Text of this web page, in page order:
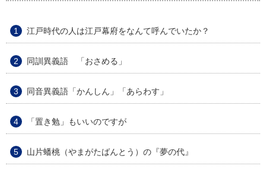
江戸時代の人は江戸幕府をなんて呼んでいたか？
同訓異義語 「おさめる」
同音異義語「かんしん」「あらわす」
「置き勉」もいいのですが
山片蟠桃（やまがたばんとう）の『夢の代』